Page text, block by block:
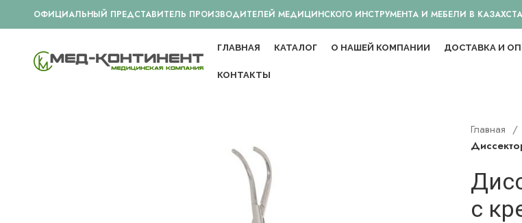
ОФИЦИАЛЬНЫЙ ПРЕДСТАВИТЕЛЬ ПРОИЗВОДИТЕЛЕЙ МЕДИЦИНСКОГО ИНСТРУМЕНТА И МЕБЕЛИ В
ГЛАВНАЯ КАТАЛОГ О НАШЕЙ КОМПАНИИ ДОСТАВКА И
КОНТАКТЫ
Главная
с